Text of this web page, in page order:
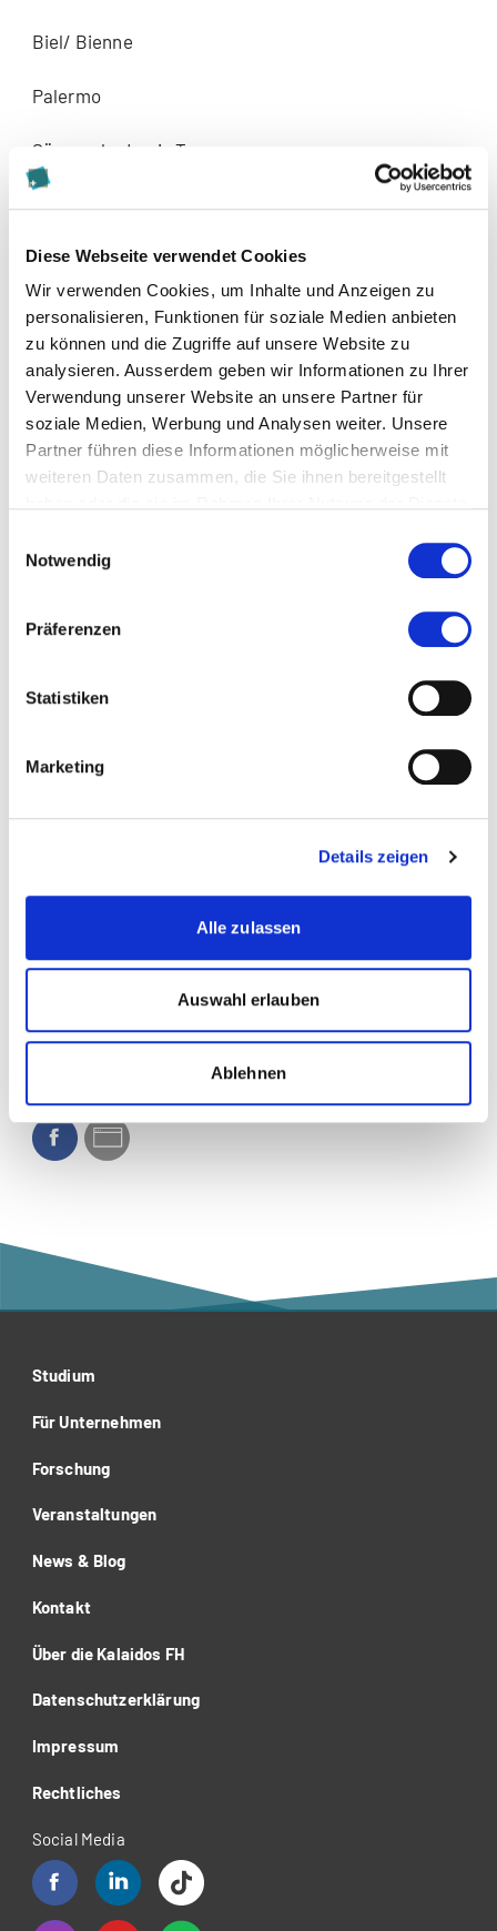
Diese Webseite verwendet Cookies
Wir verwenden Cookies, um Inhalte und Anzeigen zu
personalisieren, Funktionen für soziale Medien anbieten
zu können und die Zugriffe auf unsere Website zu
analysieren. Ausserdem geben wir Informationen zu Ihrer
Verwendung unserer Website an unsere Partner für
soziale Medien, Werbung und Analysen weiter. Unsere
Partner führen diese Informationen möglicherweise mit
weiteren Daten zusammen, die Sie ihnen bereitgestellt
Notwendig
Präferenzen
Statistiken
Marketing
Details zeigen
Alle zulassen
Auswahl erlauben
Ablehnen
Biel/ Bienne
Palermo
Sängerakademie Torgau
Leipzig
Jurymitglied:
Concorso Sollima / Enna
Klassik
Studium
Für Unternehmen
Forschung
Veranstaltungen
News & Blog
Kontakt
Über die Kalaidos FH
Datenschutzerklärung
Impressum
Rechtliches
Social Media